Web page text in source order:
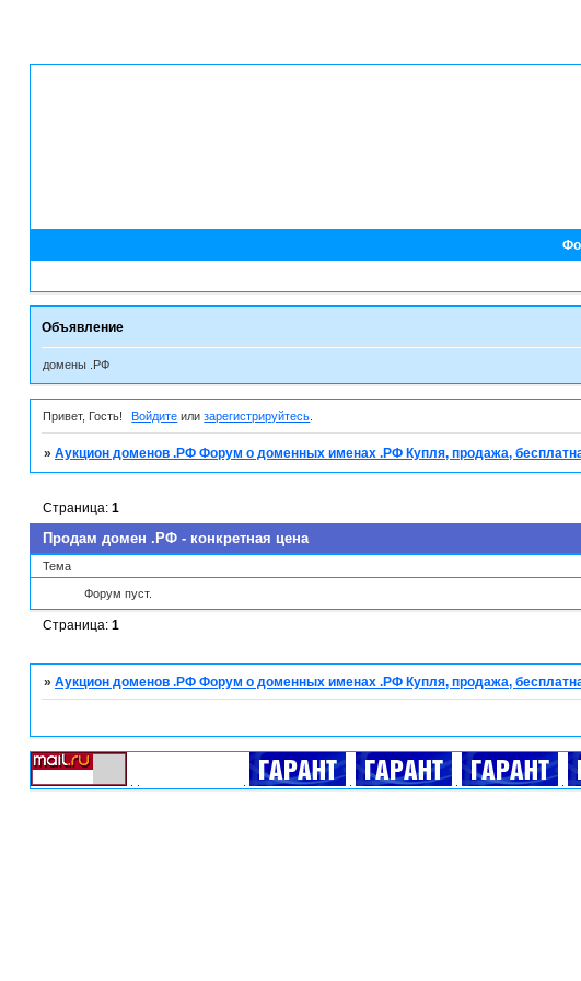
Объявление
домены .РФ
Привет, Гость! Войдите илизарегистрируйтесь
» Аукцион доменов .РФ Форум о доменных именах .РФ Купля, продажа,
Продам домен .РФ - конкретная цена
Страница: 1
Тема
Форум пуст.
Страница: 1
» Аукцион доменов .РФ Форум о доменных именах .РФ Купля, продажа,